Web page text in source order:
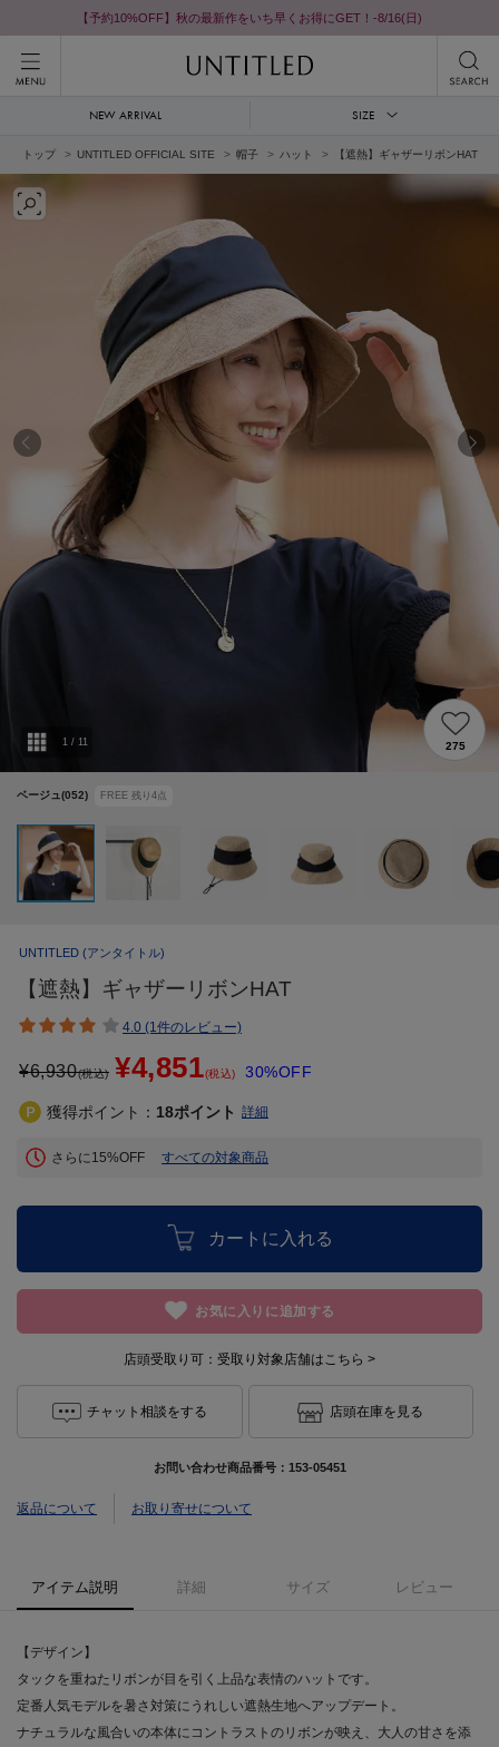
【予約10%OFF】秋の最新作をいち早くお得にGET！-8/16(日)
NEW ARRIVAL SIZE
トップ UNTITLED OFFICIAL SITE 帽子 ハット 【遮熱】ギャザーリボンHAT
ベージュ(052) FREE 残り 4点
1 / 11 275
UNTITLED (アンタイトル)
【遮熱】ギャザーリボンHAT
4.0 (1件のレビュー)
¥6,930(税込) ¥4,851(税込) 30%OFF
獲得ポイント： 18ポイント 詳細
さらに15%OFF すべての対象商品
カートに入れる
お気に入りに追加する
店頭受取り可： 受取り対象店舗はこちら >
チャット相談をする 店頭在庫を見る
お問い合わせ商品番号： 153-05451
返品について お取り寄せについて
アイテム説明 詳細 サイズ レビュー
【デザイン】
タックを重ねたリボンが目を引く上品な表情のハットです。
定番人気モデルを暑さ対策にうれしい遮熱生地へアップデート。
ナチュラルな風合いの本体にコントラストのリボンが映え、大人の甘さを添